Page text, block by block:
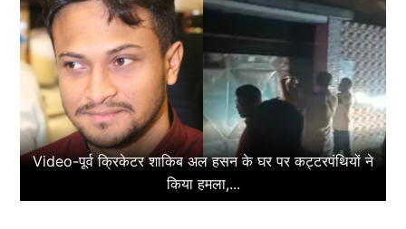
Video-पूर्व क्रिकेटर शाकिब अल हसन के घर पर कट्टरपंथियों ने
किया हमला,...